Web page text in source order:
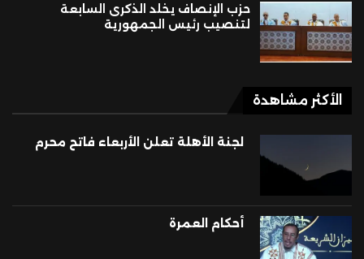
حزب الإنصاف يخلد الذكرى السابعة
لتنصيب رئيس الجمهورية
الأكثر مشاهدة
لجنة الأهلة تعلن الأربعاء فاتح محرم
أحكام العمرة